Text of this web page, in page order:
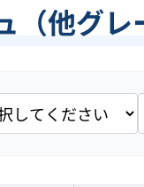
（他グ